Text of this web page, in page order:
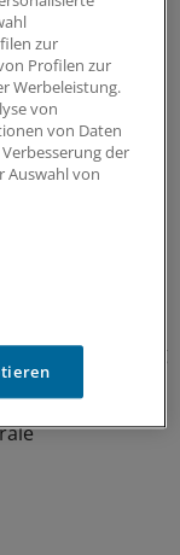
regelmäßig auf
zeigt allerdings
Dokumente
bildeten
Begutachtung
für
biliäre
zur
Profilen zur
Werbeleistung.
von
von Daten
der
Auswahl von